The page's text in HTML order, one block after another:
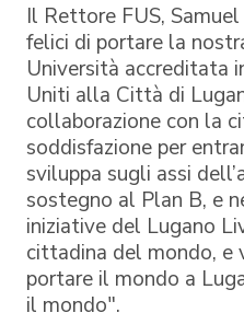
Il Rettore FUS,
felici di portare la
Università accreditata
Uniti alla Città di
collaborazione con la
soddisfazione per
sviluppa sugli assi
sostegno al Plan B, e
iniziative del Lugano
cittadina del mondo, e
portare il mondo a
il mondo".